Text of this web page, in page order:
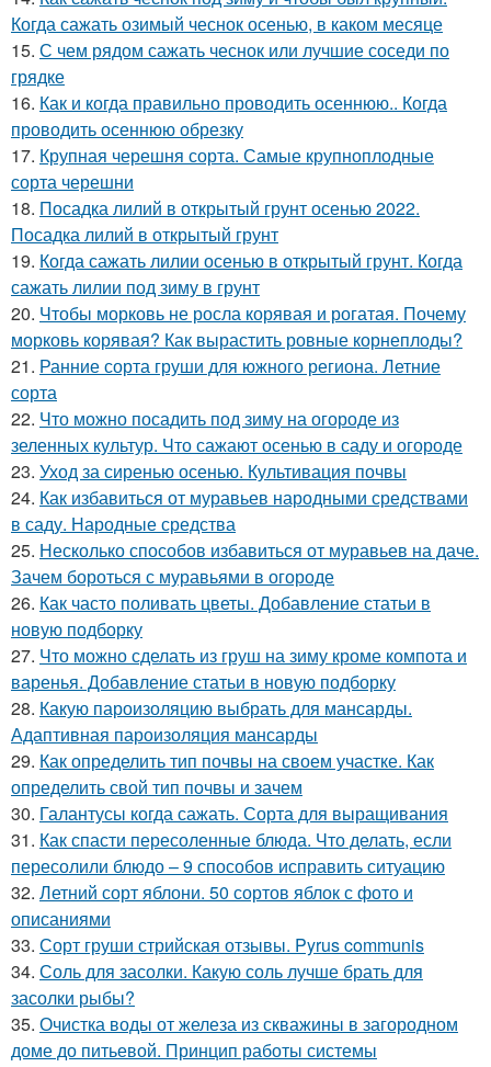
Когда сажать озимый чеснок осенью, в каком месяце
15. С чем рядом сажать чеснок или лучшие соседи по
грядке
16. Как и когда правильно проводить осеннюю.. Когда
проводить осеннюю обрезку
17. Крупная черешня сорта. Самые крупноплодные
сорта черешни
18. Посадка лилий в открытый грунт осенью 2022.
Посадка лилий в открытый грунт
19. Когда сажать лилии осенью в открытый грунт. Когда
сажать лилии под зиму в грунт
20. Чтобы морковь не росла корявая и рогатая. Почему
морковь корявая? Как вырастить ровные корнеплоды?
21. Ранние сорта груши для южного региона. Летние
сорта
22. Что можно посадить под зиму на огороде из
зеленных культур. Что сажают осенью в саду и огороде
23. Уход за сиренью осенью. Культивация почвы
24. Как избавиться от муравьев народными средствами
в саду. Народные средства
25. Несколько способов избавиться от муравьев на даче.
Зачем бороться с муравьями в огороде
26. Как часто поливать цветы. Добавление статьи в
новую подборку
27. Что можно сделать из груш на зиму кроме компота и
варенья. Добавление статьи в новую подборку
28. Какую пароизоляцию выбрать для мансарды.
Адаптивная пароизоляция мансарды
29. Как определить тип почвы на своем участке. Как
определить свой тип почвы и зачем
30. Галантусы когда сажать. Сорта для выращивания
31. Как спасти пересоленные блюда. Что делать, если
пересолили блюдо – 9 способов исправить ситуацию
32. Летний сорт яблони. 50 сортов яблок с фото и
описаниями
33. Сорт груши стрийская отзывы. Pyrus communis
34. Соль для засолки. Какую соль лучше брать для
засолки рыбы?
35. Очистка воды от железа из скважины в загородном
доме до питьевой. Принцип работы системы